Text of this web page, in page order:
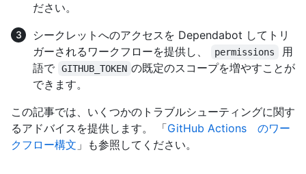
ださい。
シークレットへのアクセスを Dependabot してトリ
ガーされるワークフローを提供し、
permissions
用
語で
GITHUB_TOKEN の既定のスコープを増やすことが
できます。
この記事では、いくつかのトラブルシューティングに関す
るアドバイスを提供します。 「GitHub Actions のワー
クフロー構文 」も参照してください。